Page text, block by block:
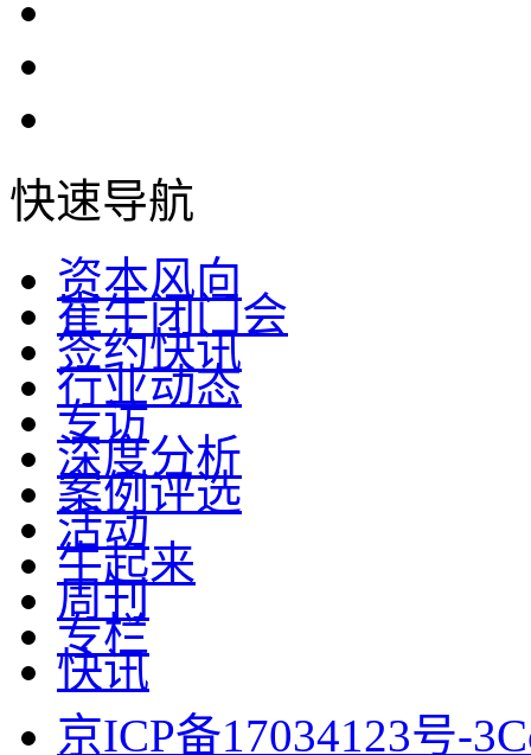
快速导航
资本风向
崔牛闭门会
签约快讯
行业动态
专访
深度分析
案例评选
活动
牛起来
周刊
专栏
快讯
京ICP备17034123号-3